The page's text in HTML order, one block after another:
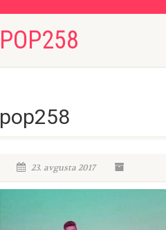
POP258
pop258
23. avgusta 2017